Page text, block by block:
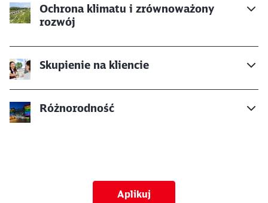
Ochrona klimatu i zrównoważony
rozwój
Skupienie na kliencie
Różnorodność
Aplikuj
Möchten Sie zuweitergeleitet
werden?